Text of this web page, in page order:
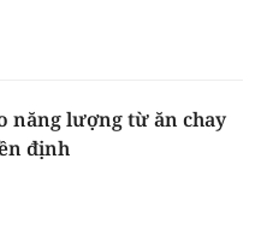
năng lượng từ ăn chay
định